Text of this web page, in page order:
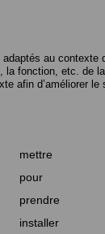
au
fonction, etc. de
afin d’améliorer le
mettre
pour
prendre
installer